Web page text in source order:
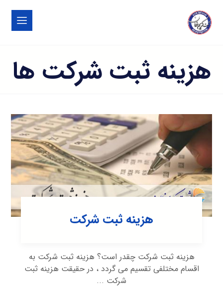
هزینه ثبت شرکت ها
هزینه ثبت شرکت
هزینه ثبت شرکت چقدر است؟ هزینه ثبت شرکت به
اقسام مختلفی تقسیم می گردد ، در حقیقت هزینه ثبت
شرکت ...